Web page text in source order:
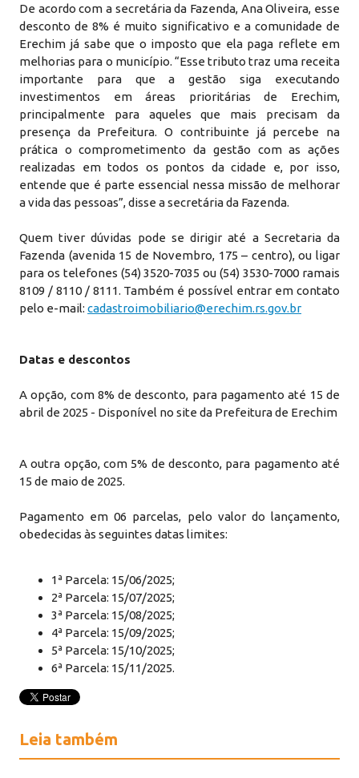
De acordo com a secretária da Fazenda, Ana Oliveira, esse
desconto de 8% é muito significativo e a comunidade de
Erechim já sabe que o imposto que ela paga reflete em
melhorias para o município. “Esse tributo traz uma receita
importante para que a gestão siga executando
investimentos em áreas prioritárias de Erechim,
principalmente para aqueles que mais precisam da
presença da Prefeitura. O contribuinte já percebe na
prática o comprometimento da gestão com as ações
realizadas em todos os pontos da cidade e, por isso,
entende que é parte essencial nessa missão de melhorar
a vida das pessoas”, disse a secretária da Fazenda.
Quem tiver dúvidas pode se dirigir até a Secretaria da
Fazenda (avenida 15 de Novembro, 175 – centro), ou ligar
para os telefones (54) 3520-7035 ou (54) 3530-7000 ramais
8109 / 8110 / 8111. Também é possível entrar em contato
pelo e-mail:cadastroimobiliario@erechim.rs.gov.br
Datas e descontos
A opção, com 8% de desconto, para pagamento até 15 de
abril de 2025 - Disponível no site da Prefeitura de Erechim
A outra opção, com 5% de desconto, para pagamento até
15 de maio de 2025.
Pagamento em 06 parcelas, pelo valor do lançamento,
obedecidas às seguintes datas limites:
1ª Parcela: 15/06/2025;
2ª Parcela: 15/07/2025;
3ª Parcela: 15/08/2025;
4ª Parcela: 15/09/2025;
5ª Parcela: 15/10/2025;
6ª Parcela: 15/11/2025.
Leia também